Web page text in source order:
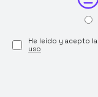
He leído y acepto la
uso